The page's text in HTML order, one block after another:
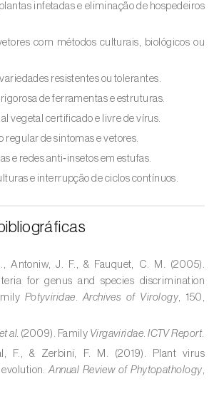
infetadas e eliminação de hospedeiros
com métodos culturais, biológicos ou
resistentes ou tolerantes.
de ferramentas e estruturas.
vegetal certificado e livre de vírus.
regular de sintomas e vetores.
e redes anti‑insetos em estufas.
e interrupção de ciclos contínuos.
Antoniw, J. F., & Fauquet, C. M. (2005).
for genus and species discrimination
Potyviridae Archives of Virology , 150,
et al. (2009). Family Virgaviridae .ICTV Report.
F., & Zerbini, F. M. (2019). Plant virus
evolution.Annual Review of Phytopathology